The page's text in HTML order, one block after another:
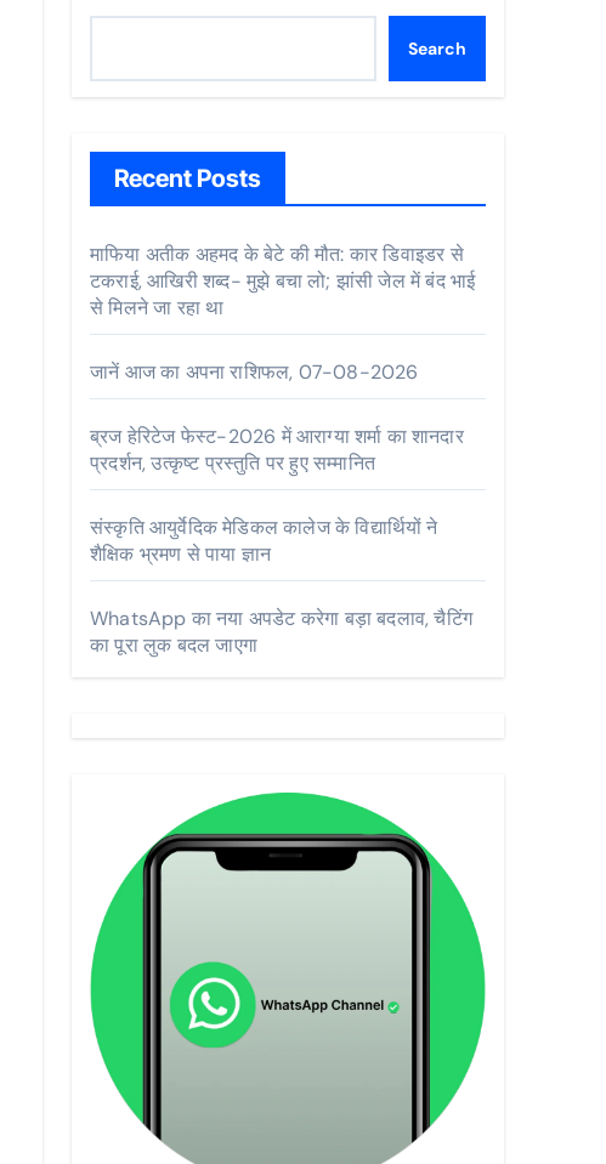
Search
Recent Posts
माफिया अतीक अहमद के बेटे की मौत: कार डिवाइडर से
टकराई, आखिरी शब्द- मुझे बचा लो; झांसी जेल में बंद भाई
से मिलने जा रहा था
जानें आज का अपना राशिफल, 07-08-2026
ब्रज हेरिटेज फेस्ट-2026 में आराग्या शर्मा का शानदार
प्रदर्शन, उत्कृष्ट प्रस्तुति पर हुए सम्मानित
संस्कृति आयुर्वेदिक मेडिकल कालेज के विद्यार्थियों ने
शैक्षिक भ्रमण से पाया ज्ञान
WhatsApp का नया अपडेट करेगा बड़ा बदलाव, चैटिंग
का पूरा लुक बदल जाएगा